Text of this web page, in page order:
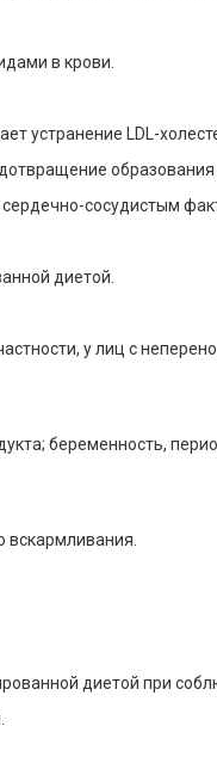
в крови.
устранение LDL-
образования
сосудистым
диетой.
у лиц с
беременность,
вскармливания.
диетой при